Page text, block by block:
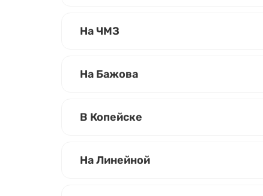
На ЧМЗ
На Бажова
В Копейске
На Линейной